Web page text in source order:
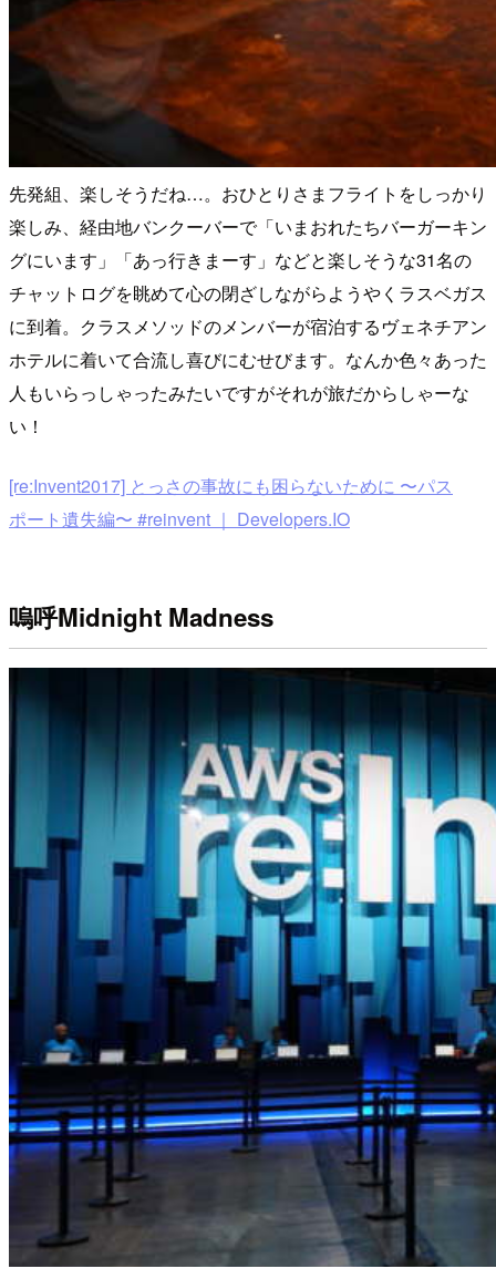
先発組、楽しそうだね…。おひとりさまフライトをしっかり
楽しみ、経由地バンクーバーで「いまおれたちバーガーキン
グにいます」「あっ行きまーす」などと楽しそうな31名の
チャットログを眺めて心の閉ざしながらようやくラスベガス
に到着。クラスメソッドのメンバーが宿泊するヴェネチアン
ホテルに着いて合流し喜びにむせびます。なんか色々あった
人もいらっしゃったみたいですがそれが旅だからしゃーな
い！
[re:Invent2017] とっさの事故にも困らないために 〜パス
ポート遺失編〜 #reinvent ｜ Developers.IO
嗚呼Midnight Madness